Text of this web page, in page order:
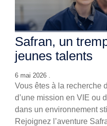
Safran, un
jeunes talents
6 mai 2026 .
Vous êtes à la recherche
d’une mission en VIE ou
dans un environnement
Rejoignez l’aventure